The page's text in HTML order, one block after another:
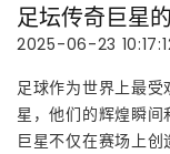
足坛传奇巨星
2025-06-23
足球作为世界上最
星，他们的辉煌瞬
巨星不仅在赛场上